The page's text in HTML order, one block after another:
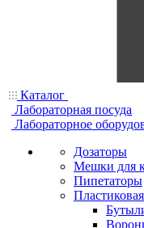
Каталог
Лабораторная посуда
Лабораторное
Дозаторы
Мешки для
Пипетаторы